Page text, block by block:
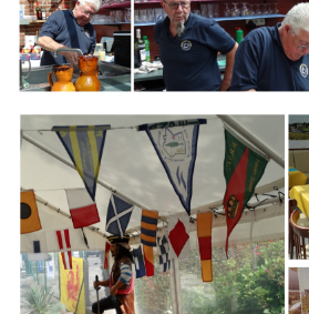
Branding
ARMCHAIR